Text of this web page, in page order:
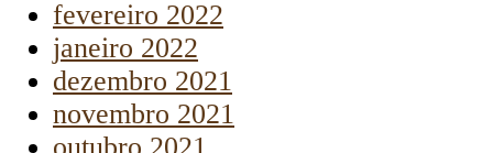
fevereiro 2022
janeiro 2022
dezembro 2021
novembro 2021
outubro 2021